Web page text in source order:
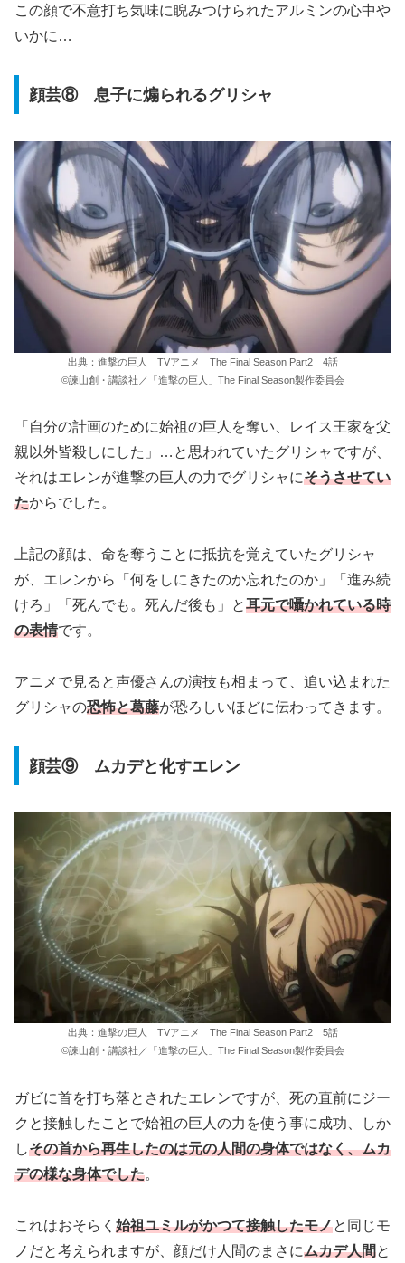
この顔で不意打ち気味に睨みつけられたアルミンの心中や
いかに…
顔芸⑧ 息子に煽られるグリシャ
出典：進撃の巨人 TVアニメ The Final Season Part2 4話
©諫山創・講談社／「進撃の巨人」The Final Season製作委員会
「自分の計画のために始祖の巨人を奪い、レイス王家を父
親以外皆殺しにした」…と思われていたグリシャですが、
それはエレンが進撃の巨人の力でグリシャにそうさせてい
たからでした。
上記の顔は、命を奪うことに抵抗を覚えていたグリシャ
が、エレンから「何をしにきたのか忘れたのか」「進み続
けろ」「死んでも。死んだ後も」と耳元で囁かれている時
の表情です。
アニメで見ると声優さんの演技も相まって、追い込まれた
グリシャの恐怖と葛藤が恐ろしいほどに伝わってきます。
顔芸⑨ ムカデと化すエレン
出典：進撃の巨人 TVアニメ The Final Season Part2 5話
©諫山創・講談社／「進撃の巨人」The Final Season製作委員会
ガビに首を打ち落とされたエレンですが、死の直前にジー
クと接触したことで始祖の巨人の力を使う事に成功、しか
しその首から再生したのは元の人間の身体ではなく、ムカ
デの様な身体でした。
これはおそらく 始祖ユミルがかつて接触したモノと同じモ
ノだと考えられますが、顔だけ人間のまさにムカデ人間と